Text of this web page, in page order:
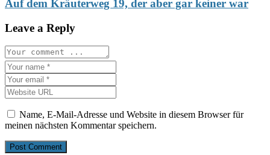
Auf dem Kräuterweg 19, der aber gar keiner war
Leave a Reply
Name, E-Mail-Adresse und Website in diesem Browser für
meinen nächsten Kommentar speichern.